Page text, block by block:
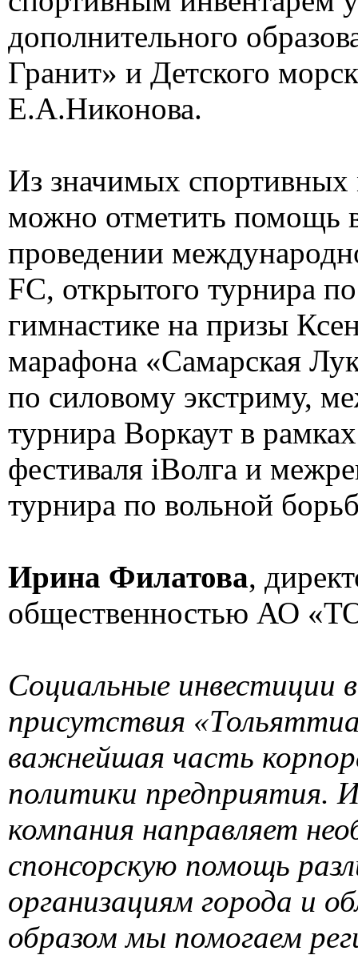
дополнительного
Гранит» и Детского
Е.А.Никонова.
Из значимых
можно отметить помощь
проведении
FC, открытого турнира
гимнастике на призы
марафона «Самарская
по силовому экстриму,
турнира Воркаут в
фестиваля iВолга и
турнира по вольной
Ирина Филатова,
общественностью АО
Социальные инвестиции
присутствия
важнейшая часть
политики предприятия.
компания направляет
спонсорскую помощь
организациям города и
образом мы помогаем